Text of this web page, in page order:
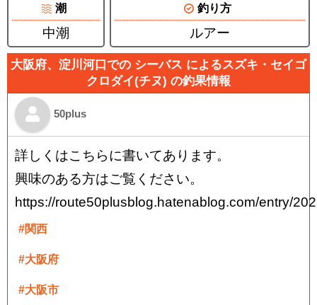
潮
中潮
釣り方
ルアー
大阪府、淀川河口での シーバス によるスズキ・セイゴ
クロダイ(チヌ) の釣果情報
50plus
詳しくはこちらに書いてあります。
興味のある方はご覧ください。
https://route50plusblog.hatenablog.com/entry/
#関西
#大阪府
#大阪市